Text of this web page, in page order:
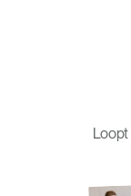
Loopt